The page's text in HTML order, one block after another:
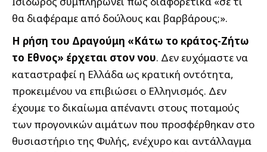
θα διαφέραμε από δούλους και βαρβάρους;».
Η ρήση του Δραγούμη «Κάτω το κράτος-Ζήτω
το Εθνος» έρχεται στον νου. Δεν ευχόμαστε να
καταστραφεί η Ελλάδα ως κρατική οντότητα,
προκειμένου να επιβιώσει ο Ελληνισμός. Δεν
έχουμε το δικαίωμα απέναντι στους ποταμούς
των προγονικών αιμάτων που προσφέρθηκαν στο
θυσιαστήριο της Φυλής, ενέχυρο και αντάλλαγμα